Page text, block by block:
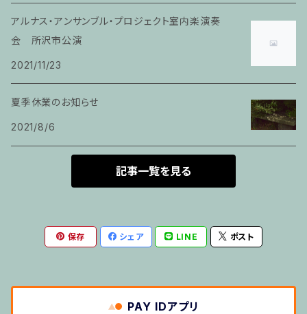
家族割適用プラン4
ピアノ科６０分レッスン
その他のご利用
アルナス・アンサンブル・プロジェクト室内楽演奏
会 所沢市公演
2021/11/23
夏季休業のお知らせ
2021/8/6
記事一覧を見る
保存 シェア LINE ポスト
PAY IDアプリ